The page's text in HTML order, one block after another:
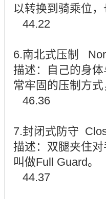
以转换到骑乘位
44.22
6.南北式压制
描述：自己的身
常牢固的压制方
46.36
7.封闭式防守
描述：双腿夹住
叫做Full Guard。
44.37